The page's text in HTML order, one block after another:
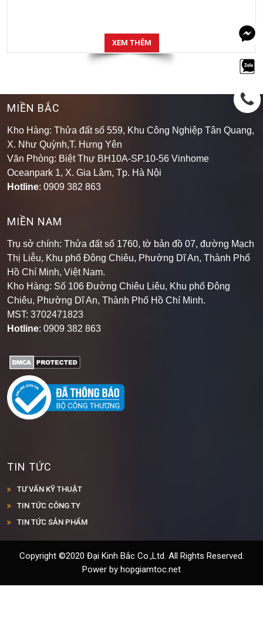
XEM THÊM
MIỀN BẮC
Kho Hàng: Thửa đất số 559, Khu Công Nghiệp Tân Quang,
X. Như Quỳnh,T. Hưng Yên
Văn Phòng: Biệt Thự BH10A-SP.10-56 Vinhome
Oceanpark 1, X. Gia Lâm, Tp. Hà Nội
Hotline: 0909 382 863
MIỀN NAM
Trụ sở chính: Thửa đất số 1760, tờ bản đồ 07, đường Mạch
Thị Liễu, Khu phố Đông Chiêu, Phường Dĩ An, Thành Phố
Hồ Chí Minh, Việt Nam.
Kho Hàng: Số 106 Đường Chiêu Liêu, Khu phố Đông
Chiêu, Phường Dĩ An, Thành Phố Hồ Chí Minh.
MST: 3702471823
Hotline: 0909 382 863
TIN TỨC
TƯ VẤN KỸ THUẬT
TIN TỨC CÔNG TY
TIN TỨC SẢN PHẨM
Copyright ©2020 Đại Kinh Bắc Co.,Ltd. All Rights Reserved.
Power by hopgiamtoc.net